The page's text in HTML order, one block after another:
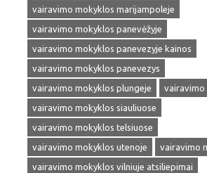
vairavimo mokyklos marijampoleje
vairavimo mokyklos panevėžyje
vairavimo mokyklos panevezyje kainos
vairavimo mokyklos panevezys
vairavimo mokyklos plungeje
vairavimo
vairavimo mokyklos siauliuose
vairavimo mokyklos telsiuose
vairavimo mokyklos utenoje
vairavimo
vairavimo mokyklos vilniuje atsiliepimai